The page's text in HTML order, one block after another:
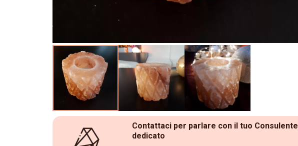
Contattaci per parlare con il tuo Consulente
dedicato